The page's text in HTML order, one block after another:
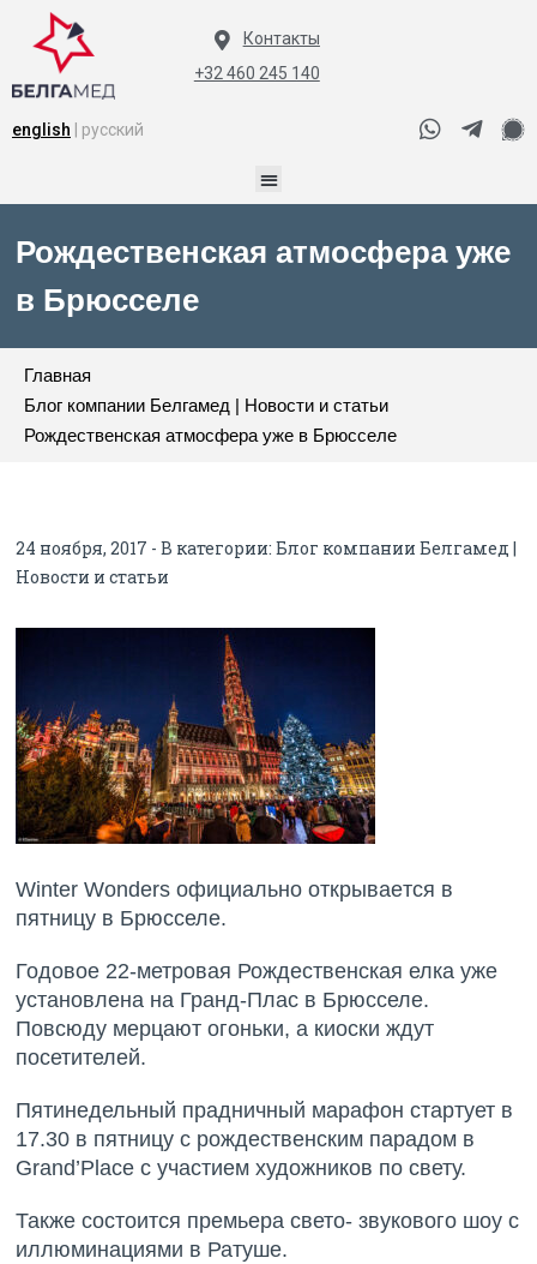
Контакты
+32 460 245 140
english | русский
Рождественская атмосфера уже
в Брюсселе
Главная
Блог компании Белгамед | Новости и статьи
Рождественская атмосфера уже в Брюсселе
24 ноября, 2017 - В категории:Блог компании Белгамед |
Новости и статьи
Winter Wonders официально открываeтся в
пятницу в Брюсселе.
Годовое 22-метровая Рождественская елка уже
установлена на Гранд-Плас в Брюсселе.
Повсюду мерцают огоньки, а киоски ждут
посетителей.
Пятинедельный прадничный марафон стартует в
17.30 в пятницу с рождественским парадом в
Grand’Place с участием художников по свету.
Также состоится премьера свето- звукового шоу с
иллюминациями в Ратуше.